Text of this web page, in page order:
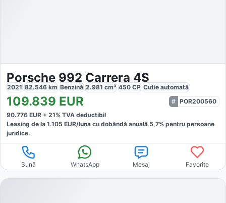
Porsche 992 Carrera 4S
2021 82.546 km Benzină 2.981 cm³ 450 CP Cutie automată
109.839 EUR
POR200560
90.776 EUR + 21% TVA deductibil
Leasing de la 1.105 EUR/luna cu dobăndă anuală 5,7% pentru persoane
juridice.
Sună WhatsApp Mesaj Favorite